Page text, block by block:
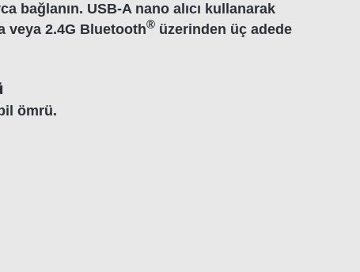
bağlanın. USB-A nano alıcı kullanarak
veya 2.4G Bluetooth® üzerinden üç adede
ömrü.